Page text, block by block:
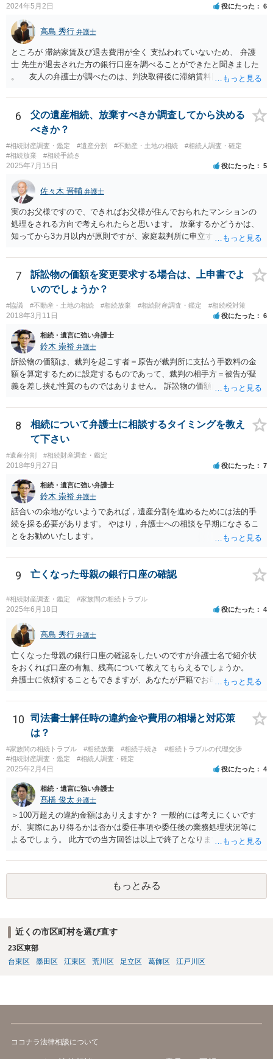
2024年5月2日 役にたった 6
高島 秀行 弁護士
ところが 滞納家賃及び退去費用が全く 支払われていないため、 弁護
士 先生が退去された方の銀行口座を調べることができたと聞きました
。 友人の弁護士が調べたのは、判決取得後に滞納賃料回収のため
預金の入出金履歴を調べたわけではありません。 残念ながら、事案
や目的も異なりますし、開示の内容も異なります。
6
父の遺産相続、放棄すべきか調査してから決める
べきか？
#相続財産調査・鑑定 #遺産分割 #不動産・土地の相続
#相続人調査・確定
#相続放棄
#相続手続き
2025年7月15日 役にたった 5
佐々木 晋輔 弁護士
実のお父様ですので、できればお父様が住んでおられたマンションの
処理をされる方向で考えられたらと思います。 放棄するかどうかは、
知ってから3カ月以内が原則ですが、家庭裁判所に申立すれば3カ月の
放棄するかどうか決めることができます。 銀行やサラ金が数年も放置
することはありませんので、数年後に借金が発見される可能性はほぼ
ありません。 なお、私が扱った相続放棄を検討していた案件で、期間
伸長して調査したところ、サラ金に対する過払金など相当な財産が見
つかったため相続したという事例がありました。
7
訴訟物の価額を変更要求する場合は、上申書でよ
いのでしょうか？
#協議 #不動産・土地の相続 #相続放棄 #相続財産調査・鑑定 #相続税対策
2018年3月11日 役にたった 6
相続・遺言に強い弁護士
鈴木 崇裕 弁護士
訴訟物の価額は、裁判を起こす者＝原告が裁判所に支払う手数料の金
額を算定するために設定するものであって、裁判の相手方＝被告が疑
義を差し挟む性質のものではありません。 訴訟物の価額自体が裁判の
したとしても、変更されることはありません。
8
相続について弁護士に相談するタイミングを教え
て下さい
#遺産分割 #相続財産調査・鑑定
2018年9月27日 役にたった 7
相続・遺言に強い弁護士
鈴木 崇裕 弁護士
話合いの余地がないようであれば，遺産分割を進めるためには法的手
続を採る必要があります。 やはり，弁護士への相談を早期になさるこ
とをお勧めいたします。
9 亡くなった母親の銀行口座の確認
#相続財産調査・鑑定 #家族間の相続トラブル
2025年6月18日 役にたった 4
高島 秀行 弁護士
亡くなった母親の銀行口座の確認をしたいのですが弁護士名で紹介状
をおくれば口座の有無、残高について教えてもらえるでしょうか。
弁護士に依頼することもできますが、あなたが戸籍でお母さんの相続
高は教えてくれると思います。 自分ではよくわからないということ
であれば、弁護士に相談し依頼されたら良いと思います。
10
司法書士解任時の違約金や費用の相場と対応策
は？
#家族間の相続トラブル #相続放棄 #相続手続き
#相続トラブルの代理交渉
#相続財産調査・鑑定
#相続人調査・確定
2025年2月4日 役にたった 4
相続・遺言に強い弁護士
髙橋 俊太 弁護士
＞100万超えの違約金額はありえますか？ 一般的には考えにくいです
が、実際にあり得るかは否かは委任事項や委任後の業務処理状況等に
よるでしょう。 此方での当方回答は以上で終了となりますが、参考に
もっとみる
近くの市区町村を選び直す
23区東部
台東区
墨田区 江東区 荒川区 足立区 葛飾区 江戸川区
ココナラ法律相談について